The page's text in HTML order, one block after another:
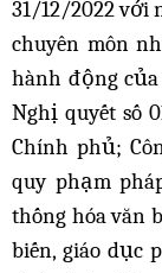
31/12/2022 với
chuyên môn
hành động
Nghị quyết số
Chính phủ;
quy phạm
thống hóa văn
biến, giáo dục